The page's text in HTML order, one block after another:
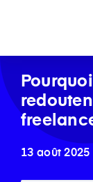
13 août 2025